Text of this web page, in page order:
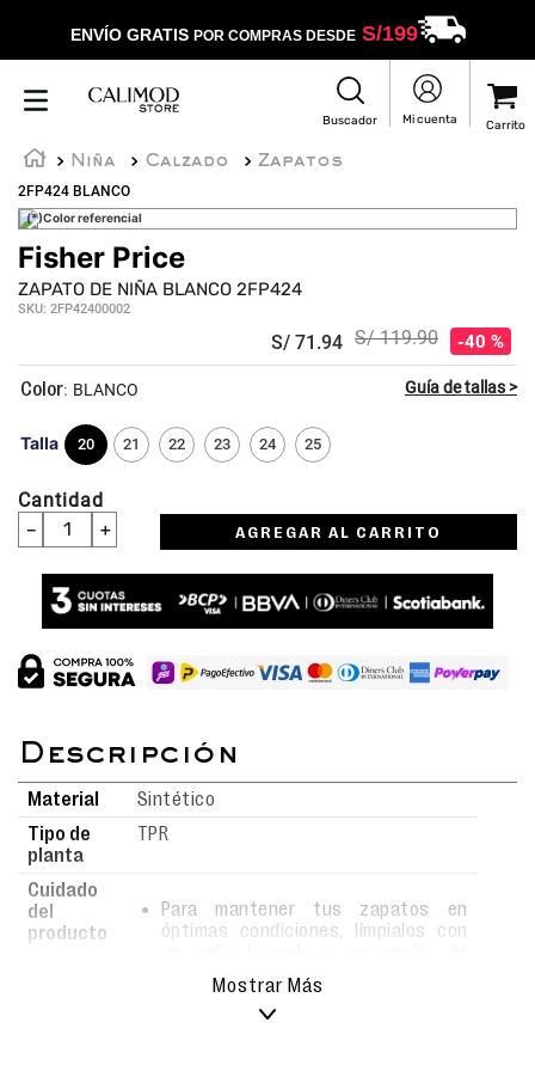
ENVÍO GRATIS POR COMPRAS DESDES/199
Niña Calzado
Zapatos
2FP424 BLANCO
(*)Color referencial
Fisher Price
ZAPATO DE NIÑA BLANCO 2FP424
SKU: 2FP42400002
S/ 71 .94 S/ 119.90 40 %
Talla 20 21 22 23 24 25
: BLANCO
Cantidad
＋
－ AGREGAR AL CARRITO
Material
Sintético
Tipo de
planta
TPR
Cuidado
del
producto
Para mantener tus zapatos en
óptimas condiciones, límpialos con
cerdas suaves usando agua y jabón.
Evita el uso de detergentes fuertes,
ya que podrían alterar el material.
Mostrar Más